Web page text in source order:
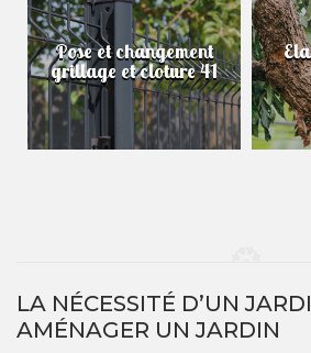
Elagage et etetage
d'arbre 41
LA NÉCESSITÉ D’UN
AMÉNAGER UN JARDIN